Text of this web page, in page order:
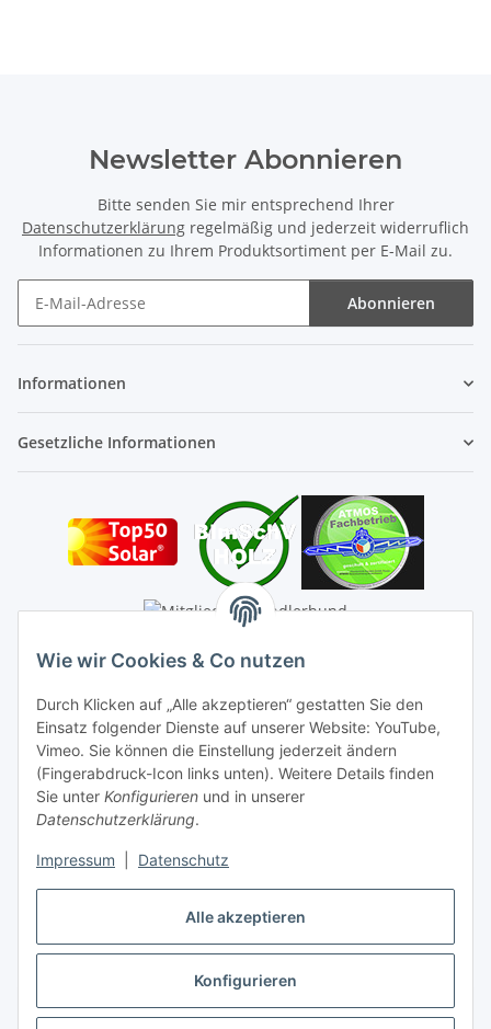
Alle akzeptieren
Konfigurieren
Wie wir Cookies & Co nutzen
Durch Klicken auf „Alle akzeptieren“ gestatten Sie den
Einsatz folgender Dienste auf unserer Website: YouTube,
Vimeo. Sie können die Einstellung jederzeit ändern
(Fingerabdruck-Icon links unten). Weitere Details finden
Sie unter Konfigurieren und in unserer
Datenschutzerklärung.
Impressum Datenschutz
Newsletter Abonnieren
Bitte senden Sie mir entsprechend Ihrer
Datenschutzerklärung regelmäßig und jederzeit widerruflich
Informationen zu Ihrem Produktsortiment per E-Mail zu.
Abonnieren
Informationen
Gesetzliche Informationen
Vertrag widerrufen